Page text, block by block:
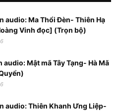
audio: Ma Thổi Đèn- Thiên Hạ
Vinh đọc] (Trọn bộ)
audio: Mật mã Tây Tạng- Hà Mã
audio: Thiên Khanh Ưng Liệp-